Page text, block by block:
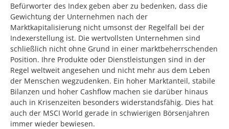
Befürworter des Index geben aber zu bedenken, dass die
Gewichtung der Unternehmen nach der
Marktkapitalisierung nicht umsonst der Regelfall bei der
Indexerstellung ist. Die wertvollsten Unternehmen sind
schließlich nicht ohne Grund in einer marktbeherrschenden
Position. Ihre Produkte oder Dienstleistungen sind in der
Regel weltweit angesehen und nicht mehr aus dem Leben
der Menschen wegzudenken. Ein hoher Marktanteil, stabile
Bilanzen und hoher Cashflow machen sie darüber hinaus
auch in Krisenzeiten besonders widerstandsfähig. Dies hat
auch der MSCI World gerade in schwierigen Börsenjahren
immer wieder bewiesen.